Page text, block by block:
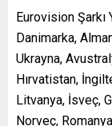
Eurovision Şarkı
Danimarka,
Ukrayna,
Hırvatistan,
Litvanya, İsveç,
Norveç,